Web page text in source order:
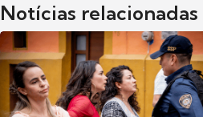
Notícias relacionadas